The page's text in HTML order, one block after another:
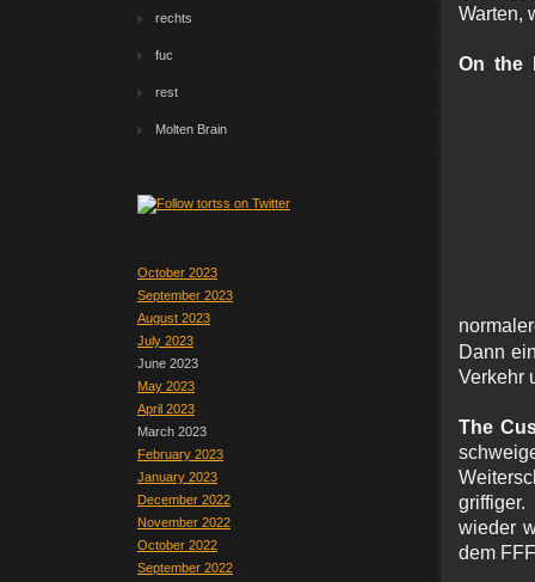
rechts
fuc
rest
Molten Brain
October 2023
September 2023
August 2023
July 2023
June 2023
May 2023
April 2023
March 2023
February 2023
January 2023
December 2022
November 2022
October 2022
September 2022
Warten,
On the
Dann
Verkehr
The
wieder
dem